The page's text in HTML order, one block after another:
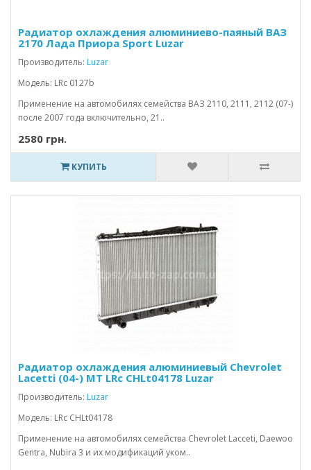
Радиатор охлаждения алюминиево-паяный ВАЗ
2170 Лада Приора Sport Luzar
Производитель: Luzar
Модель: LRc 0127b
Применение на автомобилях семейства ВАЗ 2110, 2111, 2112 (07-)
после 2007 года включительно, 21..
2580 грн.
КУПИТЬ
Радиатор охлаждения алюминиевый Chevrolet
Lacetti (04-) MT LRc CHLt04178 Luzar
Производитель: Luzar
Модель: LRc CHLt04178
Применение на автомобилях семейства Chevrolet Lacceti, Daewoo
Gentra, Nubira 3 и их модификаций уком..